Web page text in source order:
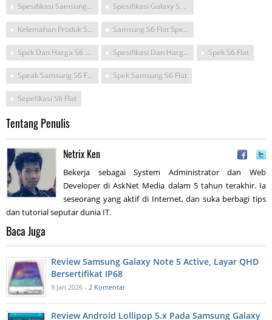
Spesifikasi Samsung S6 Flat Spesifikasi Galaxy S6 Flat
Kelemahan Produk S6 Flat Samsung S6 Flat Spesifikasi Dan Harga
Spek Dan Harga S6 Flat Spesifikasi Dan Harga Samsung S6 Flat Spek S6 Flat
Speak Samsung S6 Flat Spek Samsung S6 Flat
Sepefikasi S6 Flat
Tentang Penulis
Netrix Ken
Bekerja sebagai System Administrator dan Web
Developer di AskNet Media dalam 5 tahun terakhir. Ia
seseorang yang aktif di Internet, dan suka berbagi tips
dan tutorial seputar dunia IT.
Baca Juga
Review Samsung Galaxy Note 5 Active, Layar QHD
Bersertifikat IP68
9 Jan 2026 - 2 Komentar
Review Android Lollipop 5.x Pada Samsung Galaxy